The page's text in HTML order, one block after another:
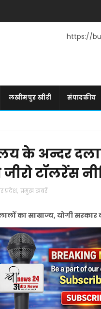
https://
लखीमपुर खीरी संपादकीय
के अन्दर
टॉलरेंस
प्रदेश, प्रमुख खबरें
का साम्राज्य, योगी सरकार